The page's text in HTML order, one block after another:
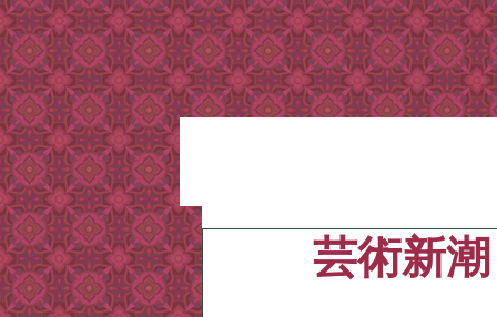
芸術新